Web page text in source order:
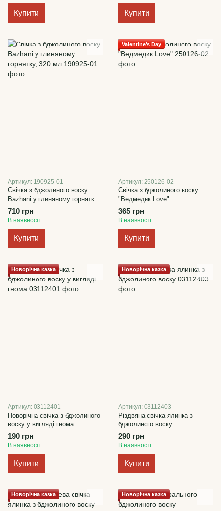
Купити Купити
Артикул: 190925-01
Свічка з бджолиного воску
Bazhani у глиняному горнятку,
320 мл
710 грн
В наявності
Купити
Valentine's Day
Артикул: 250126-02
Свічка з бджолиного воску
"Ведмедик Love"
365 грн
В наявності
Купити
Новорічна казка
Артикул: 03112401
Новорічна свічка з бджолиного
воску у вигляді гнома
190 грн
В наявності
Купити
Новорічна казка
Артикул: 03112403
Різдвяна свічка ялинка з
бджолиного воску
290 грн
В наявності
Купити
Новорічна казка Новорічна казка